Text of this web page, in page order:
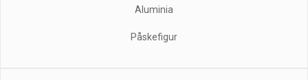
Aluminia
Påskefigur